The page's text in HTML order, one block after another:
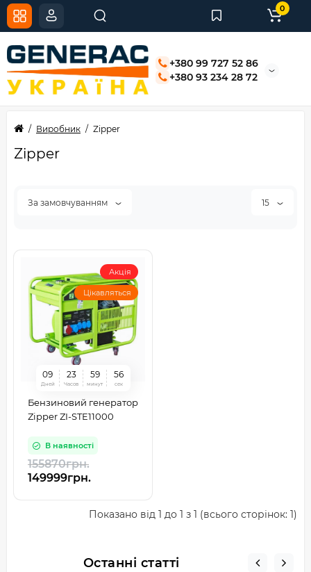
+380 99 727 52 86
+380 93 234 28 72
0
Виробник Zipper
Zipper
За замовчуванням 15
Акція
Цікавляться
09
Дней
23
Часов
59
минут
56
сек
Бензиновий генератор
Zipper ZI-STE11000
В наявності
155870грн.
149999грн.
Показано від 1 до 1 з 1 (всього сторінок: 1)
Останні статті